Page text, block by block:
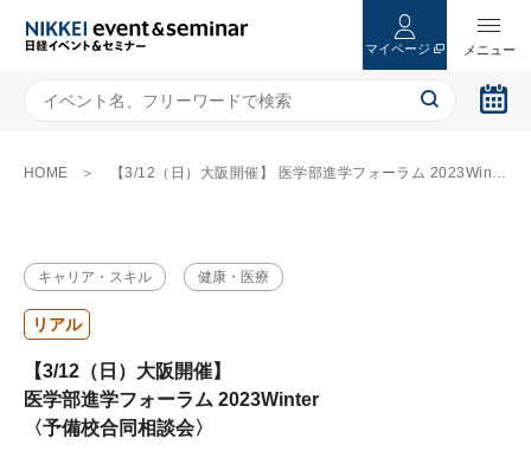
マイページ
HOME 【3/12（日）大阪開催】 医学部進学フォーラム 2023Winter 〈予備校合同相談会〉
キャリア・スキル 健康・医療
リアル
【3/12（日）大阪開催】
医学部進学フォーラム 2023Winter
〈予備校合同相談会〉